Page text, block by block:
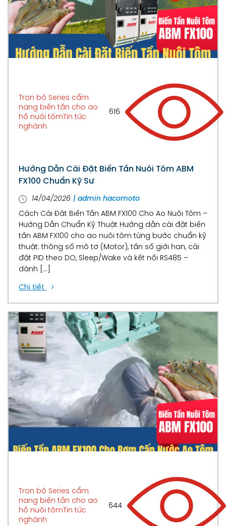
Trọn bộ Series cẩm
nang biến tần cho ao
hồ nuôi tôm Tin tức
nghành
616
Hướng Dẫn Cài Đặt Biến Tần Nuôi Tôm ABM
FX100 Chuẩn Kỹ Sư
14/04/2026 | admin hacomoto
Cách Cài Đặt Biến Tần ABM FX100 Cho Ao Nuôi Tôm –
Hướng Dẫn Chuẩn Kỹ Thuật Hướng dẫn cài đặt biến
tần ABM FX100 cho ao nuôi tôm từng bước chuẩn kỹ
thuật: thông số mô tơ (Motor), tần số giới hạn, cài
đặt PID theo DO, Sleep/Wake và kết nối RS485 –
dành […]
Chi tiết
Trọn bộ Series cẩm
nang biến tần cho ao
hồ nuôi tôm Tin tức
nghành
644